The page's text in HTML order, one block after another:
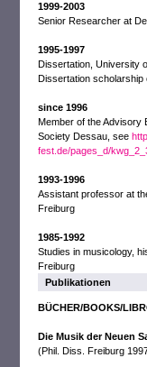
1999-2003
Senior Researcher at
1995-1997
Dissertation, University
Dissertation scholarship
since 1996
Member of the Advisory
Society Dessau, see
fest.de/pages_d/
1993-1996
Assistant professor at
Freiburg
1985-1992
Studies in musicology,
Freiburg
Publikationen
BÜCHER/BOOKS/
Die Musik der Neuen
(Phil. Diss. Freiburg